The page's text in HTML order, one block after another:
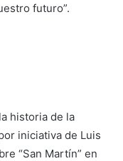
futuro”.
historia de la
iniciativa de Luis
“San Martín” en